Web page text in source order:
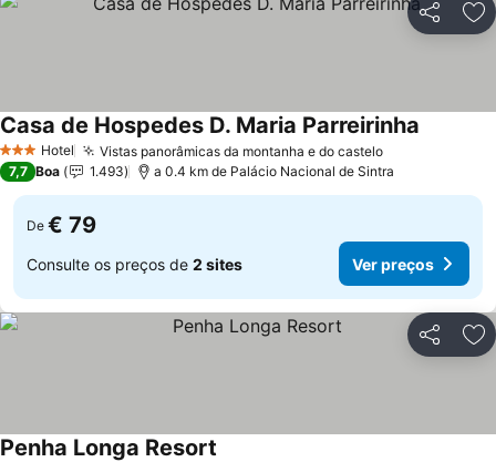
Partilhar
3 EstrelasHotel Vistas panorâmicas da montanha e do castelo
Casa de Hospedes D. Maria Parreirinha
7,7 Boa 1.493 a 0.4 km de Palácio Nacional de Sintra
De € 79
Consulte os preços de 2 sites Ver preços
Partilhar
Penha Longa Resort